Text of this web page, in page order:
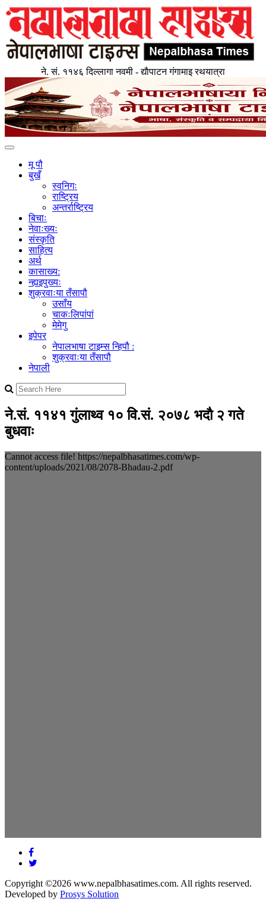
ने. सं. ११४६ दिल्लागा नवमी - द्याैपाटन गंगामाइ रथयात्रा
Toggle
navigation
मू पौ
बुखँ
स्वनिगः
राष्ट्रिय
अन्तर्राष्ट्रिय
बिचाः
नेवाःख्यः
संस्कृति
साहित्य
अर्थ
कासाख्य:
न्ह्यइपुख्यः
शुक्रवाःया तँसापौ
उसाँय
चाकःलिपांपां
मेमेगु
इपेपर
नेपालभाषा टाइम्स न्हिपौ :
शुक्रवाःया तँसापौ
नेपाली
ने.सं. ११४१ गुंलाथ्व १० वि.सं. २०७८ भदाै २ गते
बुधवाः
Cannot access file! https://nepalbhasatimes.com/wp-
content/uploads/2021/08/2078-Bhadau-2.pdf
Copyright ©2026 www.nepalbhasatimes.com. All rights reserved.
Developed by Prosys Solution